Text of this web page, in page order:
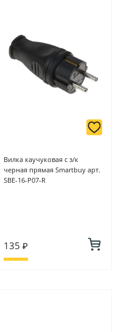
Вилка каучуковая с з/к
черная прямая Smartbuy арт.
SBE-16-P07-R
135 ₽